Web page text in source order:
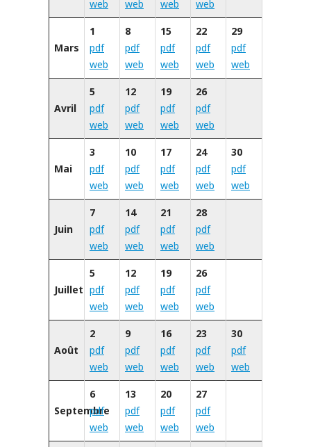
web
web
web
web
Mars
1
pdf
web
8
pdf
web
15
pdf
web
22
pdf
web
29
pdf
web
Avril
5
pdf
web
12
pdf
web
19
pdf
web
26
pdf
web
Mai
3
pdf
web
10
pdf
web
17
pdf
web
24
pdf
web
30
pdf
web
Juin
7
pdf
web
14
pdf
web
21
pdf
web
28
pdf
web
Juillet
5
pdf
web
12
pdf
web
19
pdf
web
26
pdf
web
Août
2
pdf
web
9
pdf
web
16
pdf
web
23
pdf
web
30
pdf
web
Septembre
6
pdf
web
13
pdf
web
20
pdf
web
27
pdf
web